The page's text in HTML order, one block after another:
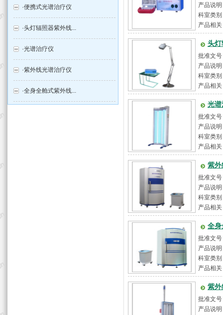
·便携式光谱治疗仪
·头灯辐照器紫外线...
·光谱治疗仪
·紫外线光谱治疗仪
·全身全舱式紫外线...
产品说
躯干、四
科室类
产品相
头
批准文
产品说
科室类
产品相
光谱
批准文
产品说
科室类
产品相
紫外
批准文
产品说
的...
科室类
产品相
全身
批准文
产品说
础...
科室类
产品相
紫外
批准文
产品说